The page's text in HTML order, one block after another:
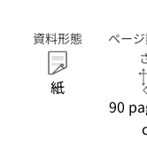
資料形態
紙
ペー
90